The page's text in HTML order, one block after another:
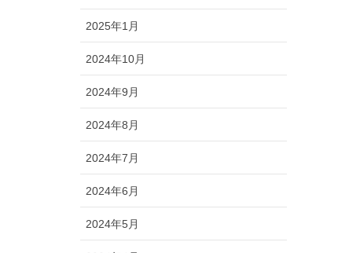
2025年1月
2024年10月
2024年9月
2024年8月
2024年7月
2024年6月
2024年5月